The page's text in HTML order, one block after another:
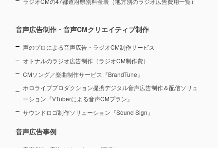
音声広告制作・音声CMクリエイティブ制作
声のプロによる音声広告・ラジオCM制作サービス
オトナルのラジオ広告制作（ラジオCM制作費）
CMソング／楽曲制作サービス『BrandTune』
ホロライブプロダクション提携デジタル音声広告制作＆配信ソリュ
ーション 『VTuberによる音声CMプラン』
サウンドロゴ制作ソリューション『Sound Sign』
音声広告事例